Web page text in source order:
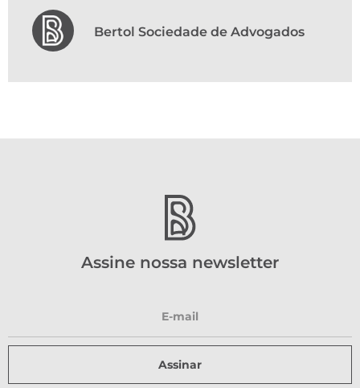
Bertol Sociedade de Advogados
Assine nossa newsletter
Assinar